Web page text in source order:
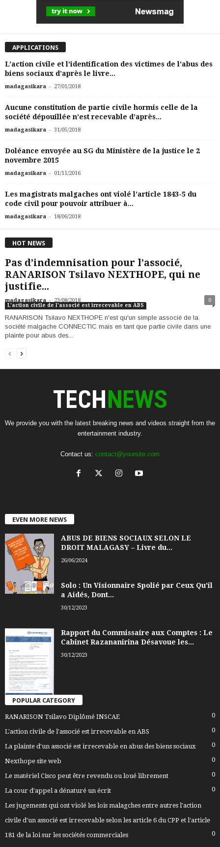
APPLICATIONS
L’action civile et l’identification des victimes de l’abus des
biens sociaux d’après le livre...
madagasikara - 27/01/2018
Aucune constitution de partie civile hormis celle de la
société dépouillée n’est recevable d’après...
madagasikara - 31/05/2018
Doléance envoyée au SG du Ministère de la justice le 2
novembre 2015
madagasikara - 01/11/2016
Les magistrats malgaches ont violé l’article 1843-5 du
code civil pour pouvoir attribuer à...
madagasikara - 18/06/2018
HOT NEWS
Pas d’indemnisation pour l’associé,
RANARISON Tsilavo NEXTHOPE, qui ne
justifie...
madagasikara - 23/08/2018 0
L'action civile de l'associé est irrecevable en ABS
RANARISON Tsilavo NEXTHOPE n'est qu'un simple associé de la
société malgache CONNECTIC mais en tant que partie civile dans une
plainte pour abus des...
We provide you with the latest breaking news and videos straight from the
entertainment industry.
Contact us: contact@yoursite.com
EVEN MORE NEWS
ABUS DE BIENS SOCIAUX SELON LE
DROIT MALAGASY – Livre du...
26/06/2024
Solo : Un Visionnaire Spolié par Ceux Qu’il
a Aidés, Dont...
30/12/2023
Rapport du Commissaire aux Comptes : Le
Cabinet Razananirina Désavoue les...
30/12/2023
POPULAR CATEGORY
RANARISON Tsilavo Diplômé INSCAE 0
L'action civile de l'associé est irrecevable en ABS 0
La plainte d'un associé est irrecevable en abus des biens sociaux 0
Nexthope site web 0
Le matériel Cisco peut être revendu ou loué librement 0
La cour d'appel a dénaturé un écrit 0
Les jugements qui ont violé les lois malagches entre autres l'action
civile d'un associé est irrecevable selon les article 6 du CPP et l'article
181 de la loi sur les sociétés commerciales
0